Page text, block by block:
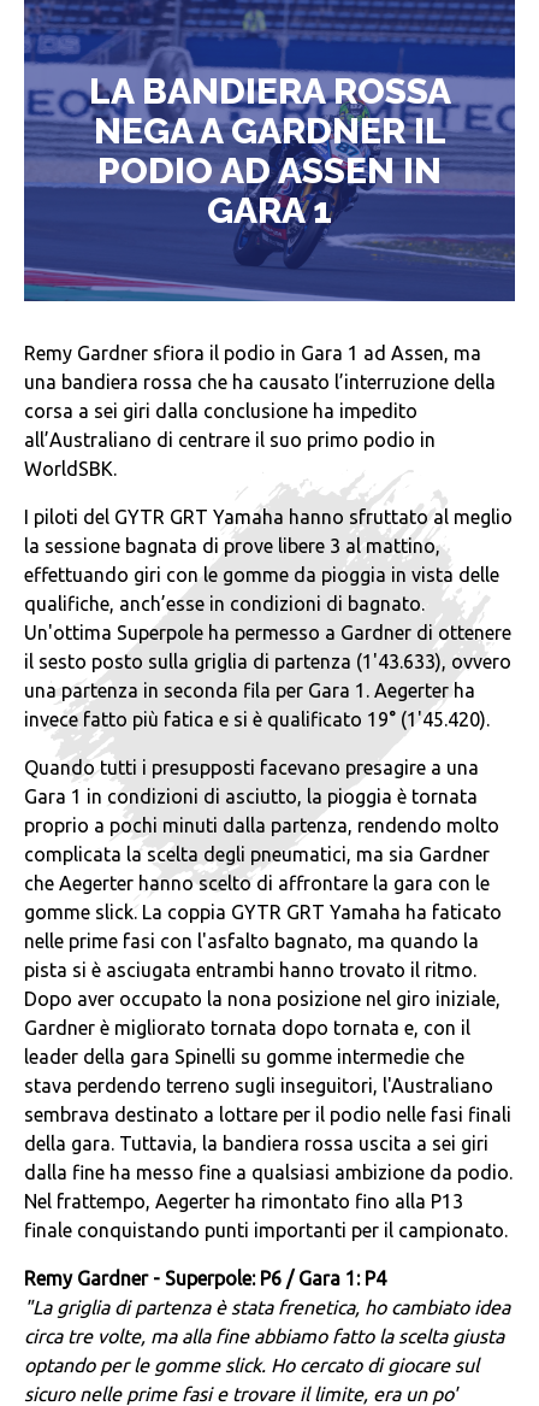
LA BANDIERA ROSSA
NEGA A GARDNER IL
PODIO AD ASSEN IN
GARA 1
Remy Gardner sfiora il podio in Gara 1 ad Assen, ma
una bandiera rossa che ha causato l’interruzione della
corsa a sei giri dalla conclusione ha impedito
all’Australiano di centrare il suo primo podio in
WorldSBK.
I piloti del GYTR GRT Yamaha hanno sfruttato al meglio
la sessione bagnata di prove libere 3 al mattino,
effettuando giri con le gomme da pioggia in vista delle
qualifiche, anch’esse in condizioni di bagnato.
Un'ottima Superpole ha permesso a Gardner di ottenere
il sesto posto sulla griglia di partenza (1'43.633), ovvero
una partenza in seconda fila per Gara 1. Aegerter ha
invece fatto più fatica e si è qualificato 19° (1'45.420).
Quando tutti i presupposti facevano presagire a una
Gara 1 in condizioni di asciutto, la pioggia è tornata
proprio a pochi minuti dalla partenza, rendendo molto
complicata la scelta degli pneumatici, ma sia Gardner
che Aegerter hanno scelto di affrontare la gara con le
gomme slick. La coppia GYTR GRT Yamaha ha faticato
nelle prime fasi con l'asfalto bagnato, ma quando la
pista si è asciugata entrambi hanno trovato il ritmo.
Dopo aver occupato la nona posizione nel giro iniziale,
Gardner è migliorato tornata dopo tornata e, con il
leader della gara Spinelli su gomme intermedie che
stava perdendo terreno sugli inseguitori, l'Australiano
sembrava destinato a lottare per il podio nelle fasi finali
della gara. Tuttavia, la bandiera rossa uscita a sei giri
dalla fine ha messo fine a qualsiasi ambizione da podio.
Nel frattempo, Aegerter ha rimontato fino alla P13
finale conquistando punti importanti per il campionato.
Remy Gardner - Superpole: P6 / Gara 1: P4
"La griglia di partenza è stata frenetica, ho cambiato idea
circa tre volte, ma alla fine abbiamo fatto la scelta giusta
optando per le gomme slick. Ho cercato di giocare sul
sicuro nelle prime fasi e trovare il limite, era un po'